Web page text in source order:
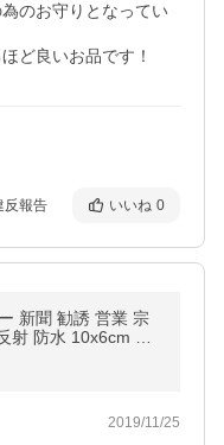
のお守りとなってい
ど良いお品です！
反報告 いいね 0
新聞 勧誘 営業 宗
射 防水 10x6cm 警
MANIA
2019/11/25